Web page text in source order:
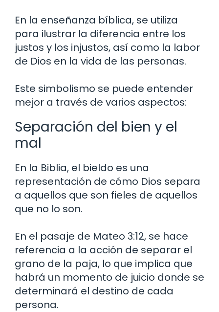
En la enseñanza bíblica, se utiliza
para ilustrar la diferencia entre los
justos y los injustos, así como la labor
de Dios en la vida de las personas.
Este simbolismo se puede entender
mejor a través de varios aspectos:
Separación del bien y el
mal
En la Biblia, el bieldo es una
representación de cómo Dios separa
a aquellos que son fieles de aquellos
que no lo son.
En el pasaje de Mateo 3:12, se hace
referencia a la acción de separar el
grano de la paja, lo que implica que
habrá un momento de juicio donde se
determinará el destino de cada
persona.